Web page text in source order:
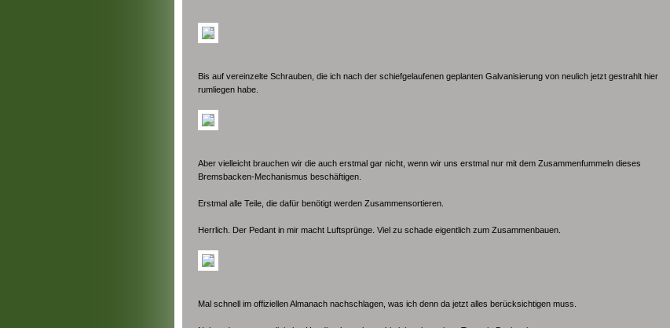
Bis auf vereinzelte Schrauben, die ich nach der schiefgelaufenen geplanten Galvanisierung von neulich jetzt gestrahlt hier
rumliegen habe.
Aber vielleicht brauchen wir die auch erstmal gar nicht, wenn wir uns erstmal nur mit dem Zusammenfummeln dieses
Bremsbacken-Mechanismus beschäftigen.
Erstmal alle Teile, die dafür benötigt werden Zusammensortieren.
Herrlich. Der Pedant in mir macht Luftsprünge. Viel zu schade eigentlich zum Zusammenbauen.
Mal schnell im offiziellen Almanach nachschlagen, was ich denn da jetzt alles berücksichtigen muss.